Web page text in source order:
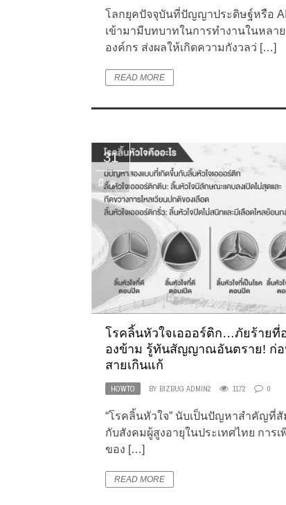
โลกยุคปัจจุบันที่ปัญญาประดิษฐ์หรือ
เข้ามามีบทบาทในการทำงานในหลาย
องค์กร ส่งผลให้เกิดความกังวลว่ […]
READ MORE
31
มี.ค.
โรคลิ้นหัวใจเอออร์ติก…ภัยร้ายที่
องข้าม รู้ทันสัญญาณอันตราย! ก่
สายเกินแก้
HOWTO BY BIZBUG ADMIN2 1172 0
“โรคลิ้นหัวใจ” นับเป็นปัญหาสำคัญที่
กับสังคมผู้สูงอายุในประเทศไทย การ
ของ […]
READ MORE